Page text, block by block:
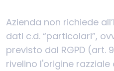
Azienda non richiede
dati c.d. “particolari”,
previsto dal RGPD (art.
rivelino l'origine